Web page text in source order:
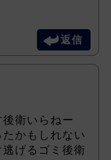
返信
衛いらねー
かもしれない
げるゴミ後衛